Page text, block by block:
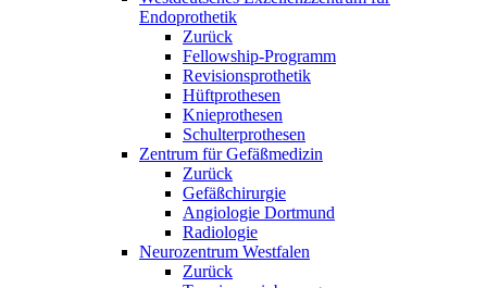
Endoprothetik
Zurück
Fellowship-Programm
Revisionsprothetik
Hüftprothesen
Knieprothesen
Schulterprothesen
Zentrum für Gefäßmedizin
Zurück
Gefäßchirurgie
Angiologie Dortmund
Radiologie
Neurozentrum Westfalen
Zurück